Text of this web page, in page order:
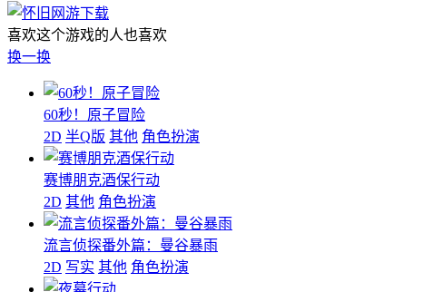
喜欢这个游戏的人也喜欢
换一换
60秒！原子冒险
2D 半Q版 其他 角色扮演
赛博朋克酒保行动
2D 其他 角色扮演
流言侦探番外篇：曼谷暴雨
2D 写实 其他 角色扮演